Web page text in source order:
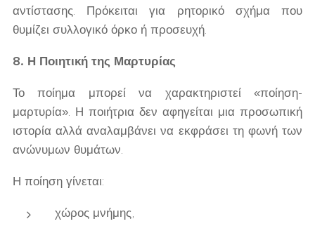
αντίστασης. Πρόκειται για ρητορικό σχήμα που
θυμίζει συλλογικό όρκο ή προσευχή.
8. Η Ποιητική της Μαρτυρίας
Το ποίημα μπορεί να χαρακτηριστεί «ποίηση-
μαρτυρία». Η ποιήτρια δεν αφηγείται μια προσωπική
ιστορία αλλά αναλαμβάνει να εκφράσει τη φωνή των
ανώνυμων θυμάτων.
Η ποίηση γίνεται:
χώρος μνήμης,